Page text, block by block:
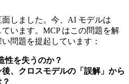
しました。今、AI モデルは
ています。MCP はこの問題を解
問題を提起しています：
性を失うのか？
、クロスモデルの「誤解」から